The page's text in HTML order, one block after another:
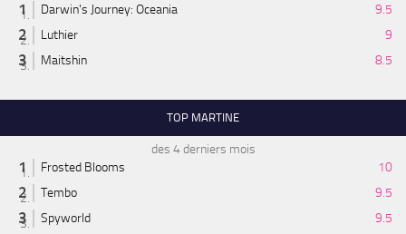
Darwin's Journey: Oceania
9.5
Luthier
9
Maitshin
8.5
TOP MARTINE
des 4 derniers mois
Frosted Blooms
10
Tembo
9.5
Spyworld
9.5